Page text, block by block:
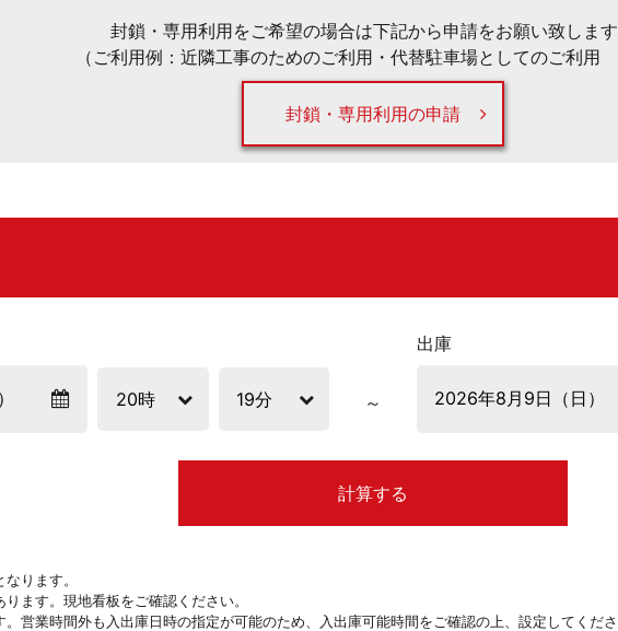
封鎖・専用利用をご希望の場合は下記から申請をお願い致しま
（ご利用例：近隣工事のためのご利用・代替駐車場としてのご利用
封鎖・専用利用の申請
出庫
計算する
ります。
ます。現地看板をご確認ください。
営業時間外も入出庫日時の指定が可能のため、入出庫可能時間をご確認の上、設定してくだ